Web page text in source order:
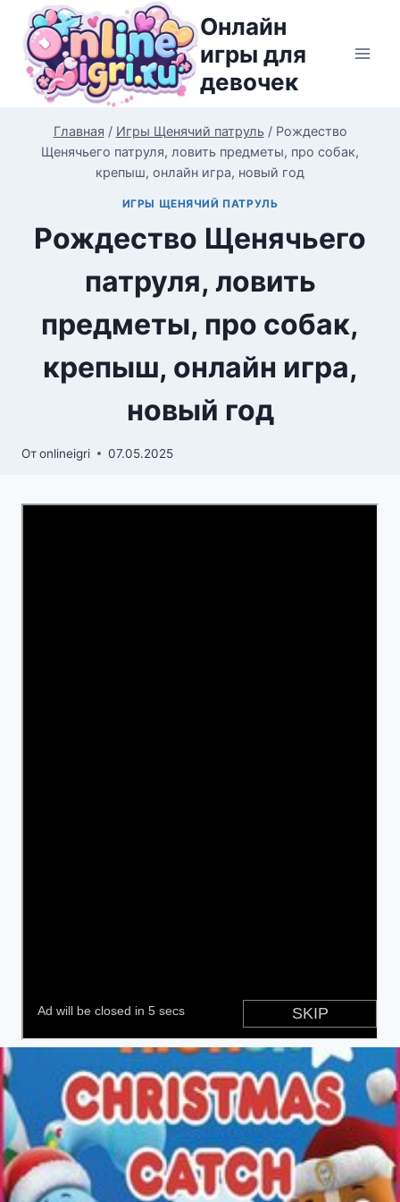
Перейти
содержимому
Онлайн
игры для
девочек
Главная / Игры Щенячий патруль / Рождество
Щенячьего патруля, ловить предметы, про собак,
крепыш, онлайн игра, новый год
ИГРЫ ЩЕНЯЧИЙ ПАТРУЛЬ
Рождество Щенячьего
патруля, ловить
предметы, про собак,
крепыш, онлайн игра,
новый год
Отonlineigri 07.05.2025